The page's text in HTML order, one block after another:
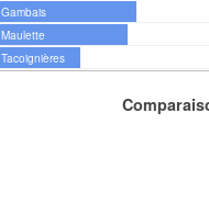
Gambais
Maulette
Tacoignières